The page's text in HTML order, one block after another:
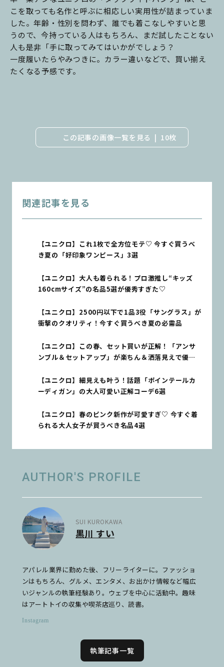
こを取っても名作と呼ぶに相応しい実用性が詰まっていま
した。年齢・性別を問わず、誰でも着こなしやすいと思
うので、今持っている人はもちろん、まだ試したことない
人も是非「手に取ってみてはいかがでしょう？
一度履いたらやみつきに。カラー違いなどで、買い揃え
たくなる予感です。
この記事の画像一覧を見る 10枚
関連記事を見る
【ユニクロ】これ1枚で全方位モテ♡ 今すぐ買うべ
き夏の「好印象ワンピース」3選
【ユニクロ】大人も着られる！プロ激推し“キッズ
160cmサイズ”の名品5選が優秀すぎた♡
【ユニクロ】2500円以下で1品3役「サングラス」が
衝撃のクオリティ！今すぐ買うべき夏の必需品
【ユニクロ】この春、セット買いが正解！「アンサ
ンブル＆セットアップ」が楽ちん＆洒落見えで優秀
【ユニクロ】細見えも叶う！話題「ポインテールカ
ーディガン」の大人可愛い正解コーデ6選
【ユニクロ】春のピンク新作が可愛すぎ♡ 今すぐ着
られる大人女子が買うべき名品4選
AUTHOR'S PROFILE
SUI KUROKAWA
黒川 すい
アパレル業界に勤めた後、フリーライターに。ファッショ
ンはもちろん、グルメ、エンタメ、お出かけ情報など幅広
いジャンルの執筆経験あり。ウェブを中心に活動中。趣味
はアートトイの収集や喫茶店巡り、読書。
Instagram
執筆記事一覧